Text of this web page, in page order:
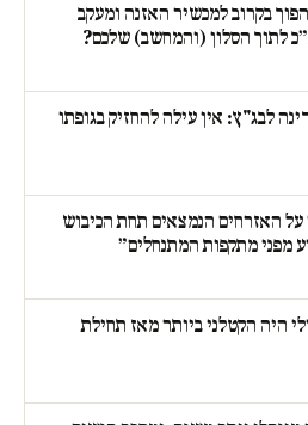
בקרוב למכשיר האזנה ומעקב
לתוך הסלון (והמחשב) שלכם?
המדינה לבג"ץ: אין עילה להחזיק בגופתו
האזרחים הנמצאים תחת הכיבוש
מפני מתקפות המתנחלים״
היה הקטלני ביותר מאז תחילת